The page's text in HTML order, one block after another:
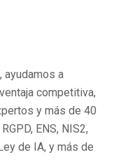
ayudamos a
competitiva,
y más de 40
ENS, NIS2,
de IA, y más de